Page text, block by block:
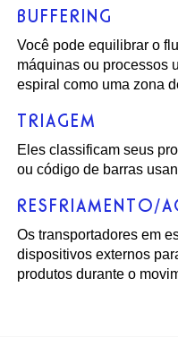
BUFFERING
Você pode equilibrar o
máquinas ou processos
espiral como uma zona
TRIAGEM
Eles classificam seus
ou código de barras
RESFRIAMENTO/
Os transportadores em
dispositivos externos
produtos durante o